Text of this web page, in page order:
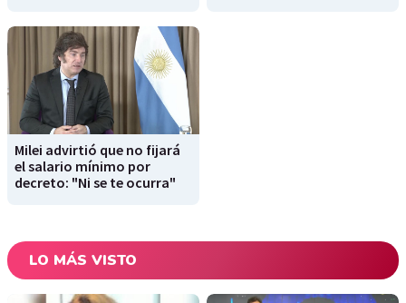
Milei advirtió que no fijará
el salario mínimo por
decreto: "Ni se te ocurra"
LO MÁS VISTO